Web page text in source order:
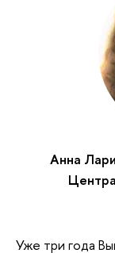
Анна
Уже три года